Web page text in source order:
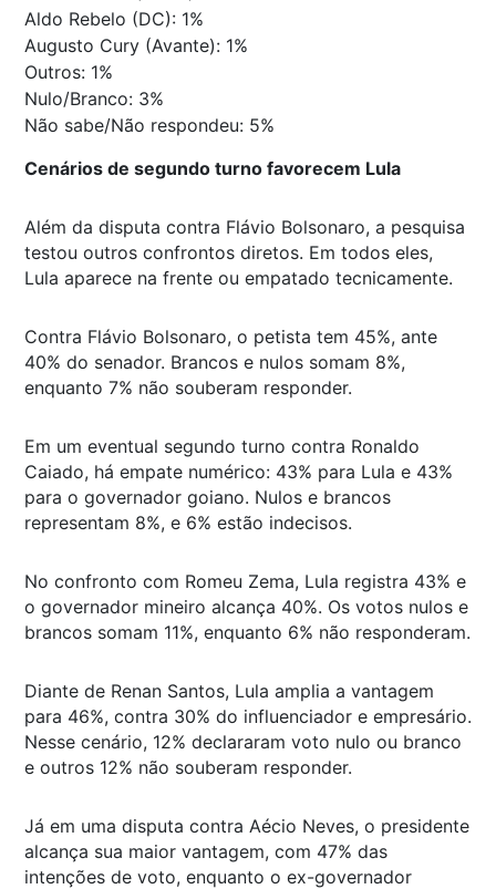
Aldo Rebelo (DC): 1%
Augusto Cury (Avante): 1%
Outros: 1%
Nulo/Branco: 3%
Não sabe/Não respondeu: 5%
Cenários de segundo turno favorecem Lula
Além da disputa contra Flávio Bolsonaro, a pesquisa
testou outros confrontos diretos. Em todos eles,
Lula aparece na frente ou empatado tecnicamente.
Contra Flávio Bolsonaro, o petista tem 45%, ante
40% do senador. Brancos e nulos somam 8%,
enquanto 7% não souberam responder.
Em um eventual segundo turno contra Ronaldo
Caiado, há empate numérico: 43% para Lula e 43%
para o governador goiano. Nulos e brancos
representam 8%, e 6% estão indecisos.
No confronto com Romeu Zema, Lula registra 43% e
o governador mineiro alcança 40%. Os votos nulos e
brancos somam 11%, enquanto 6% não responderam.
Diante de Renan Santos, Lula amplia a vantagem
para 46%, contra 30% do influenciador e empresário.
Nesse cenário, 12% declararam voto nulo ou branco
e outros 12% não souberam responder.
Já em uma disputa contra Aécio Neves, o presidente
alcança sua maior vantagem, com 47% das
intenções de voto, enquanto o ex-governador